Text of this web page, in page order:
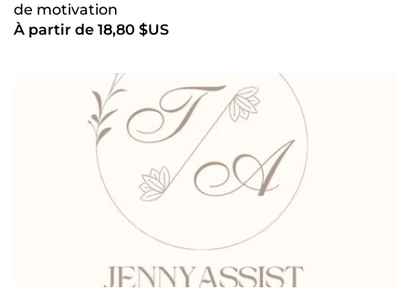
de motivation
À partir de 18,80 $US